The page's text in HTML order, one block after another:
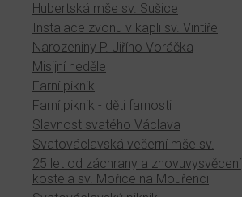
Hubertská mše sv. Sušice
Instalace zvonu v kapli sv. Vintíře
Narozeniny P. Jiřího Voráčka
Misijní neděle
Farní piknik
Farní piknik - děti farnosti
Slavnost svatého Václava
Svatováclavská večerní mše sv.
25 let od záchrany a znovuvysvěcení
kostela sv. Mořice na Mouřenci